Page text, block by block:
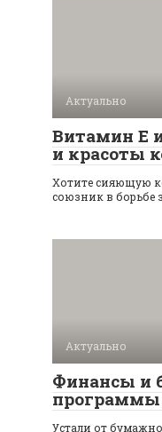
Актуально
Витамин Е
и красоты
Хотите сияющую
союзник в борьбе
Актуально
Финансы и
программы
Устали от